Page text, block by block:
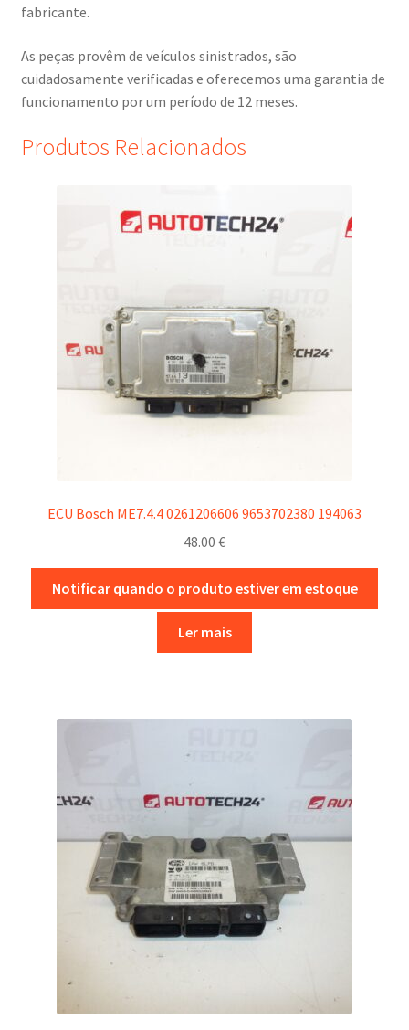
fabricante.
As peças provêm de veículos sinistrados, são
cuidadosamente verificadas e oferecemos uma garantia de
funcionamento por um período de 12 meses.
Produtos Relacionados
ECU Bosch ME7.4.4 0261206606 9653702380 194063
48.00 €
Notificar quando o produto estiver em estoque
Ler mais